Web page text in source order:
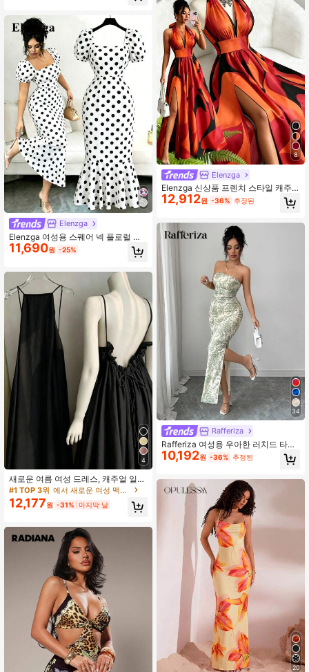
Elenzga
Elenzga 여성용 스퀘어 넥 플로럴 프
린트 퍼프 소매 백 히든 지퍼 헴 피시
테일 스커트 러플 디자인 휴가 캐주얼
11,690원 -25%
4
새로운 여름 여성 드레스, 캐주얼 일상
여성 의상, 해변 휴가 여성 드레스, 우
아한 핑크 백리스 러쉬드 타이업 드레
스 파티 블랙
#1 TOP 3위 에서 새로운 여성 맥시 드레스
12,177원 -31% 마지막 날
8
Elenzga
Elenzga 신상품 프렌치 스타일 캐주
얼 우아 섹시 하이엔드 디자인 V넥 홀
터 허리 노출 백 A라인 슬릿 민소매 맥
하이엔드 럭셔리 여성 드레스
12,912원 -36% 추정된
34
Rafferiza
Rafferiza 여성용 우아한 러치드 타이
다이 메시 프린트 허리 조임 스트랩리
스 파티 스플릿 드레스
10,192원 -36% 추정된
20